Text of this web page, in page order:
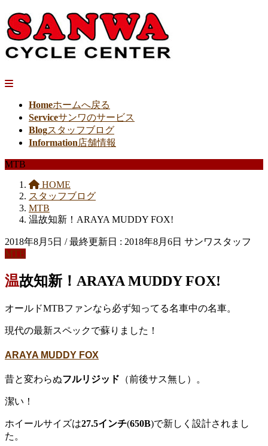
Homeホームへ戻る
Serviceサンワのサービス
Blogスタッフブログ
Information店舗情報
MTB
HOME
スタッフブログ
MTB
温故知新！ARAYA MUDDY FOX!
2018年8月5日 / 最終更新日 : 2018年8月6日 サンワスタッフ
MTB
温故知新！ARAYA MUDDY FOX!
オールドMTBファンなら必ず知ってる名車中の名車。
現代の最新スペックで蘇りました！
ARAYA MUDDY FOX
昔と変わらぬフルリジッド （前後サス無し）。
潔い！
ホイールサイズは27.5インチ(650B)で新しく設計されまし
た。